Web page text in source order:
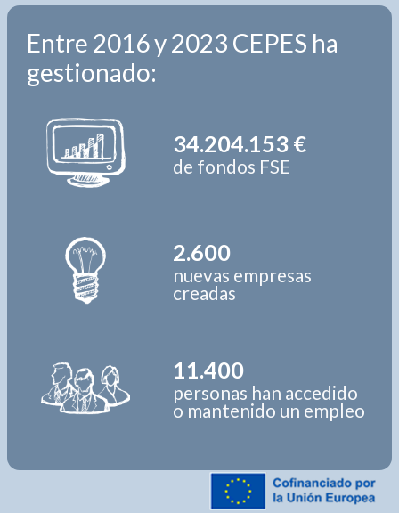
Entre 2016 y 2023 CEPES ha
gestionado:
34.204.153 €
de fondos FSE
2.600
nuevas empresas
creadas
11.400
personas han accedido
o mantenido un empleo